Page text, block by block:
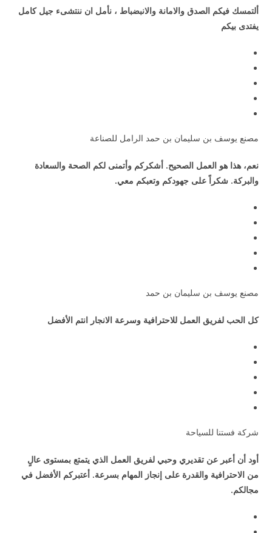
ألتمسك فيكم الصدق والامانة والانبضباط ، نأمل ان ننتشىء جيل كامل
يفتدى بيكم
مصنع يوسف بن سليمان بن حمد الرامل للصناعة
نعم، هذا هو العمل الصحيح. أشكركم وأتمنى لكم الصحة والسعادة
والبركة. شكراً على جهودكم وتعبكم معي.
مصنع يوسف بن سليمان بن حمد
كل الحب لفريق العمل للاحترافية وسرعة الانجار انتم الأفضل
شركة فستنا للسياحة
أود أن أعبر عن تقديري وحبي لفريق العمل الذي يتمتع بمستوى عالٍ
من الاحترافية والقدرة على إنجاز المهام بسرعة. أعتبركم الأفضل في
مجالكم.